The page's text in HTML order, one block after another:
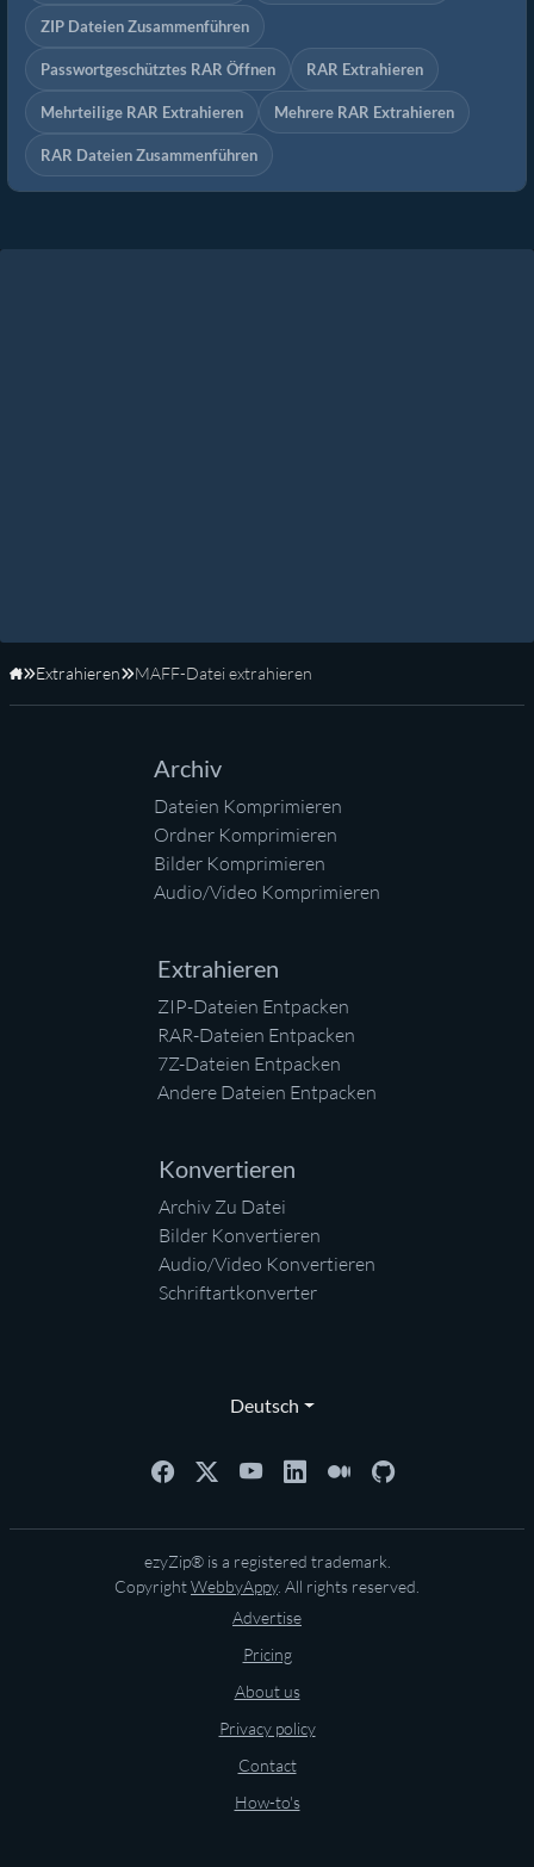
ZIP Dateien Zusammenführen
Passwortgeschütztes RAR Öffnen RAR Extrahieren
Mehrteilige RAR Extrahieren Mehrere RAR Extrahieren
RAR Dateien Zusammenführen
Startseite
Extrahieren MAFF-Datei extrahieren
Archiv
Dateien Komprimieren
Ordner Komprimieren
Bilder Komprimieren
Audio/Video Komprimieren
Extrahieren
ZIP-Dateien Entpacken
RAR-Dateien Entpacken
7Z-Dateien Entpacken
Andere Dateien Entpacken
Konvertieren
Archiv Zu Datei
Bilder Konvertieren
Audio/Video Konvertieren
Schriftartkonverter
Deutsch
ezyZip® is a registered trademark.
CopyrightWebbyAppy. All rights reserved.
Advertise
Pricing
About us
Privacy policy
Contact
How-to's